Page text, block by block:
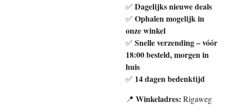
✅ Dagelijks nieuwe deals
✅ Ophalen mogelijk in
onze winkel
✅ Snelle verzending – vóór
18:00 besteld, morgen in
huis
✅ 14 dagen bedenktijd
📍 Winkeladres: Rigaweg